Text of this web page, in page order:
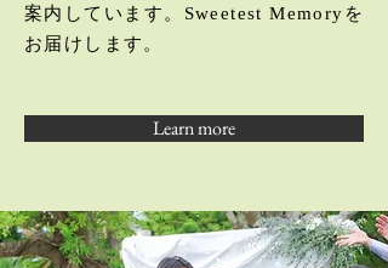
案内しています。Sweetest Memoryを
お届けします。
Learn more